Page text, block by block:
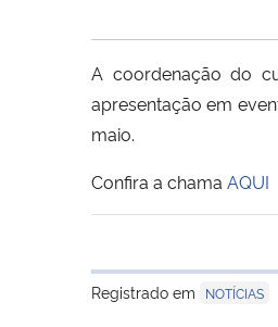
A coordenação do
apresentação em
maio.
Confira a chama AQUI
Registrado em
NOTÍCIAS